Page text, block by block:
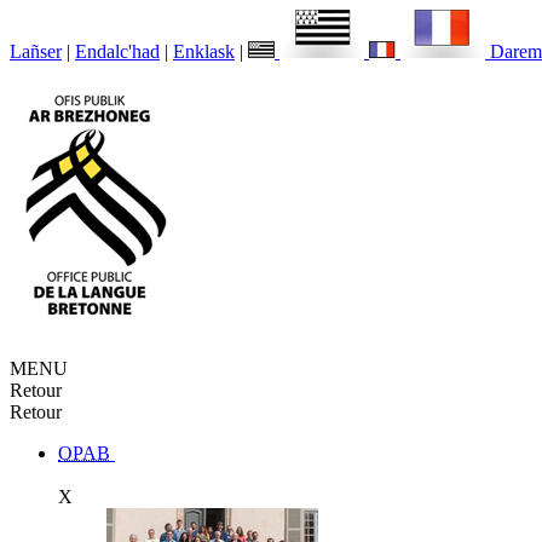
Lañser | Endalc'had | Enklask |
MENU
Retour
Retour
OPAB
X